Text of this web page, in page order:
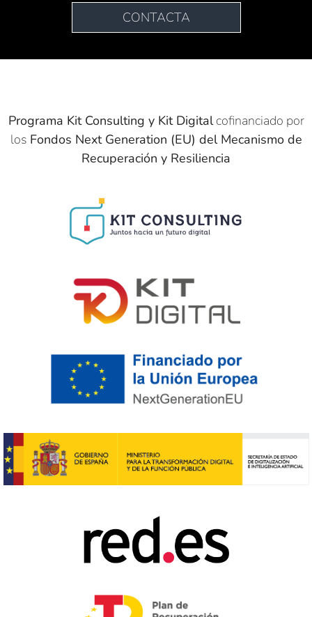
CONTACTA
Programa Kit Consulting y Kit Digitalcofinanciado por
los Fondos Next Generation (EU) del Mecanismo de
Recuperación y Resiliencia